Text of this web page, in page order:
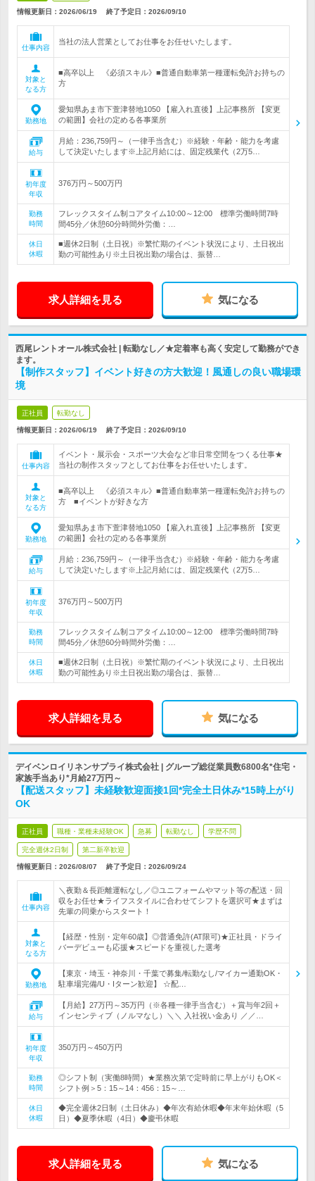
情報更新日：2026/06/19 終了予定日： 2026/09/10
仕事内容
当社の法人営業としてお仕事をお任せいたします。
対象と
なる方
■高卒以上 《必須スキル》■普通自動車第一種運転免許お持ちの
方
勤務地
愛知県あま市下萱津替地1050 【雇入れ直後】上記事務所 【変更
の範囲】会社の定める各事業所
給与
月給：236,759円～（一律手当含む）※経験・年齢・能力を考慮
して決定いたします※上記月給には、固定残業代（2万5…
初年度
年収
376万円～500万円
勤務
時間
フレックスタイム制コアタイム10:00～12:00 標準労働時間7時
間45分／休憩60分時間外労働：…
休日
休暇
■週休2日制（土日祝）※繁忙期のイベント状況により、土日祝出
勤の可能性あり※土日祝出勤の場合は、振替…
求人詳細を見る 気になる
西尾レントオール株式会社 | 転勤なし／★定着率も高く安定して勤務ができ
ます。
【制作スタッフ】イベント好きの方大歓迎！風通しの良い職場環
境
正社員 転勤なし
情報更新日：2026/06/19 終了予定日： 2026/09/10
仕事内容
イベント・展示会・スポーツ大会など非日常空間をつくる仕事★
当社の制作スタッフとしてお仕事をお任せいたします。
対象と
なる方
■高卒以上 《必須スキル》■普通自動車第一種運転免許お持ちの
方 ■イベントが好きな方
勤務地
愛知県あま市下萱津替地1050 【雇入れ直後】上記事務所 【変更
の範囲】会社の定める各事業所
給与
月給：236,759円～（一律手当含む）※経験・年齢・能力を考慮
して決定いたします※上記月給には、固定残業代（2万5…
初年度
年収
376万円～500万円
勤務
時間
フレックスタイム制コアタイム10:00～12:00 標準労働時間7時
間45分／休憩60分時間外労働：…
休日
休暇
■週休2日制（土日祝）※繁忙期のイベント状況により、土日祝出
勤の可能性あり※土日祝出勤の場合は、振替…
求人詳細を見る 気になる
デイベンロイリネンサプライ株式会社 | グループ総従業員数6800名*住宅・
家族手当あり*月給27万円～
【配送スタッフ】未経験歓迎面接1回*完全土日休み*15時上がり
OK
正社員 職種・業種未経験OK 急募 転勤なし 学歴不問
完全週休2日制 第二新卒歓迎
情報更新日：2026/08/07 終了予定日： 2026/09/24
仕事内容
＼夜勤＆長距離運転なし／◎ユニフォームやマット等の配送・回
収をお任せ★ライフスタイルに合わせてシフトを選択可★まずは
先輩の同乗からスタート！
対象と
なる方
【経歴・性別・定年60歳】◎普通免許(AT限可)★正社員・ドライ
バーデビューも応援★スピードを重視した選考
勤務地
【東京・埼玉・神奈川・千葉で募集/転勤なし/マイカー通勤OK・
駐車場完備/U・Iターン歓迎】 ☆配…
給与
【月給】27万円～35万円（※各種一律手当含む）＋賞与年2回＋
インセンティブ（ノルマなし）＼＼ 入社祝い金あり ／／…
初年度
年収
350万円～450万円
勤務
時間
◎シフト制（実働8時間）★業務次第で定時前に早上がりもOK＜
シフト例＞5：15～14：456：15～…
休日
休暇
◆完全週休2日制（土日休み）◆年次有給休暇◆年末年始休暇（5
日）◆夏季休暇（4日）◆慶弔休暇
求人詳細を見る 気になる